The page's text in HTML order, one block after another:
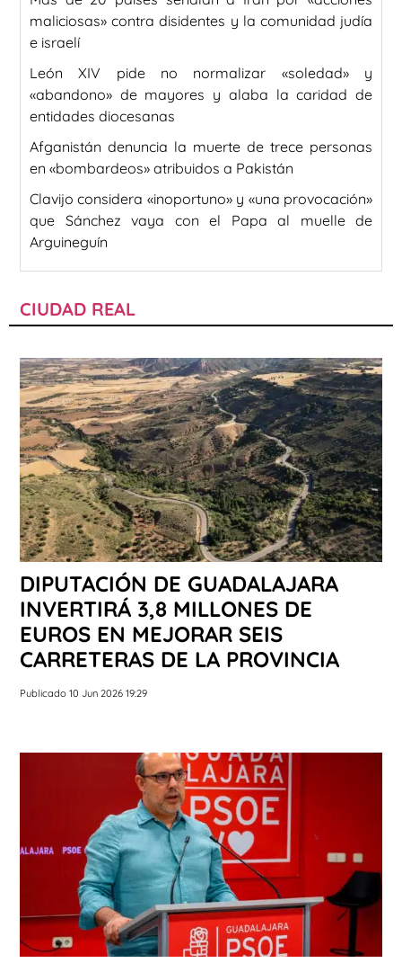
maliciosas» contra disidentes y la comunidad judía
e israelí
León XIV pide no normalizar «soledad» y
«abandono» de mayores y alaba la caridad de
entidades diocesanas
Afganistán denuncia la muerte de trece personas
en «bombardeos» atribuidos a Pakistán
Clavijo considera «inoportuno» y «una provocación»
que Sánchez vaya con el Papa al muelle de
Arguineguín
CIUDAD REAL
DIPUTACIÓN DE GUADALAJARA
INVERTIRÁ 3,8 MILLONES DE
EUROS EN MEJORAR SEIS
CARRETERAS DE LA PROVINCIA
Publicado 10 Jun 2026 19:29